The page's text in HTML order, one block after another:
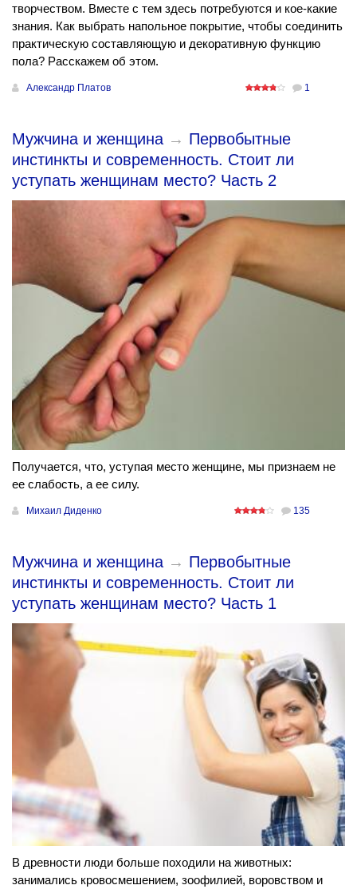
творчеством. Вместе с тем здесь потребуются и кое-какие
знания. Как выбрать напольное покрытие, чтобы соединить
практическую составляющую и декоративную функцию
пола? Расскажем об этом.
Александр Платов 1
Мужчина и женщина → Первобытные
инстинкты и современность. Стоит ли
уступать женщинам место? Часть 2
Получается, что, уступая место женщине, мы признаем не
ее слабость, а ее силу.
Михаил Диденко 135
Мужчина и женщина→ Первобытные
инстинкты и современность. Стоит ли
уступать женщинам место? Часть 1
В древности люди больше походили на животных:
занимались кровосмешением, зоофилией, воровством и